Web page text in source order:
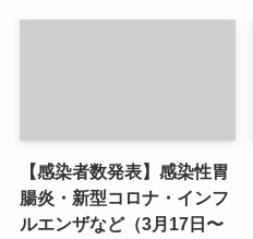
【感染者数発表】感染性胃
腸炎・新型コロナ・インフ
ルエンザなど（3月17日〜